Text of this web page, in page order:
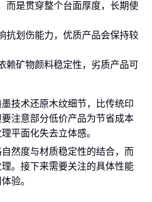
而是贯穿整个台面厚度，长期使
抗划伤能力，优质产品会保持较
赖矿物颜料稳定性，劣质产品可
技术还原木纹细节，比传统印
注意部分低价产品为节省成本
平面化失去立体感。
然度与材质稳定性的结合，而
。接下来需要关注的具体性能
验。